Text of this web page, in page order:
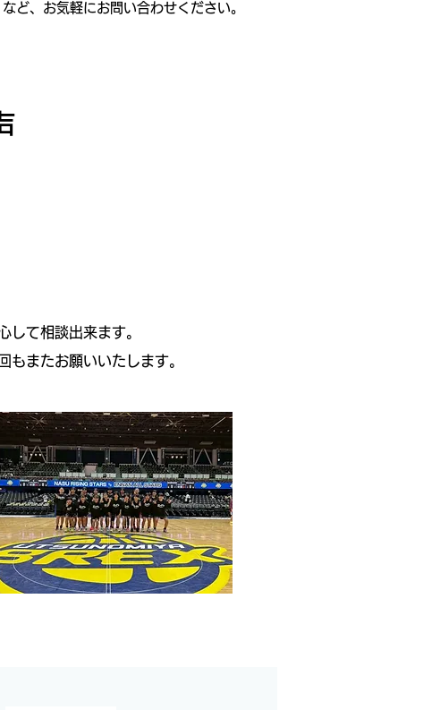
ど、お気軽にお問い合わせください。
して相談出来ます。
もまたお願いいたします。